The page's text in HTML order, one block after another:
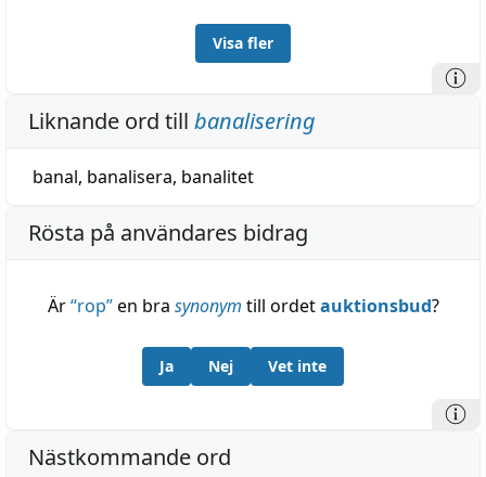
Visa fler
Liknande ord till banalisering
banal, banalisera, banalitet
Rösta på användares bidrag
Är“rop”en bra synonym till ordetauktionsbud?
Ja Nej Vet inte
Nästkommande ord